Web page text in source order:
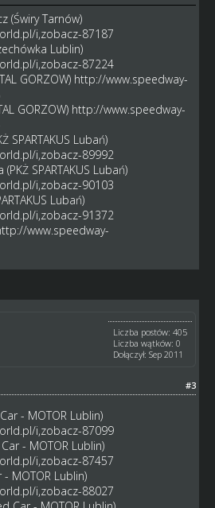
(Świry Tarnów)
i,zobacz-87187
Lublin)
i,zobacz-87224
GORZOW) http://www.speedway-
GORZOW) http://www.speedway-
SPARTAKUS Lubań)
i,zobacz-89992
SPARTAKUS Lubań)
i,zobacz-90103
Lubań)
i,zobacz-91372
www.speedway-
Liczba postów: 405
Liczba wątków: 0
Dołączył: Sep 2011
#3
- MOTOR Lublin)
i,zobacz-87099
- MOTOR Lublin)
i,zobacz-87457
MOTOR Lublin)
i,zobacz-88027